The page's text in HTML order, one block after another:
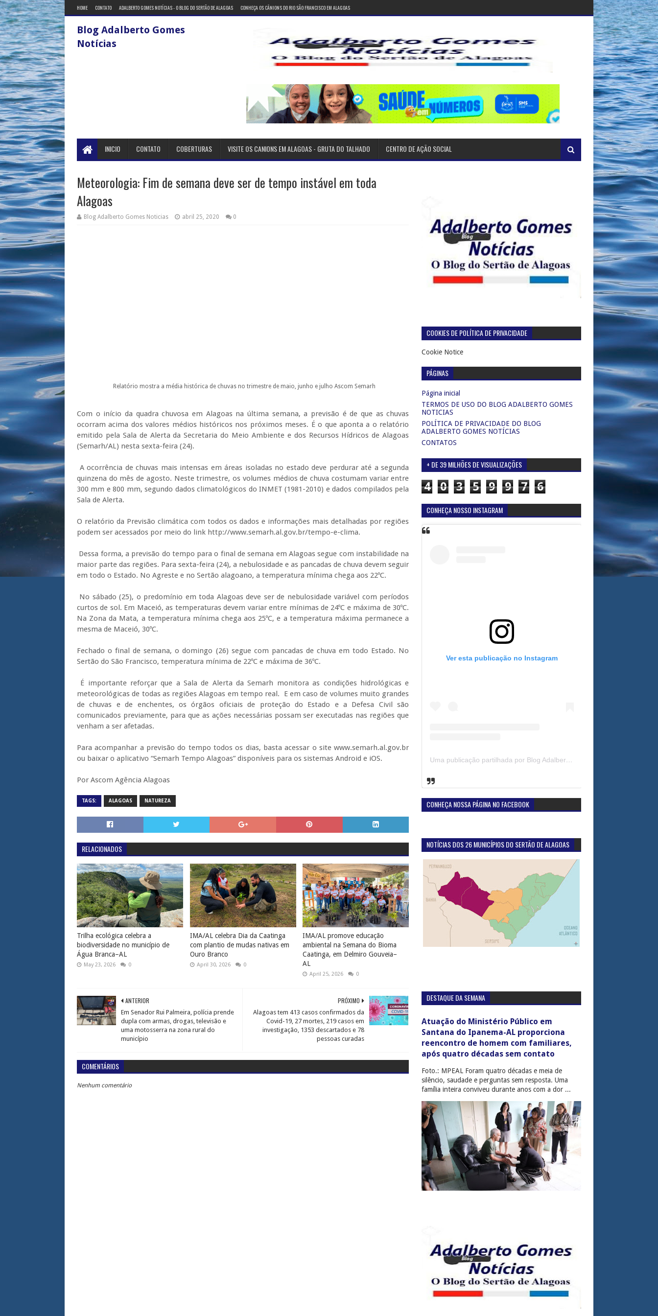
HOME CONTATO ADALBERTO GOMES NOTÍCIAS - O BLOG DO SERTÃO DE ALAGOAS CONHEÇA OS CÂNIONS DO RIO SÃO FRANCISCO EM ALAGOAS
Blog Adalberto Gomes
Notícias
INICIO CONTATO COBERTURAS VISITE OS CANIONS EM ALAGOAS - GRUTA DO TALHADO CENTRO DE AÇÃO SOCIAL
Meteorologia: Fim de semana deve ser de tempo instável em toda
Alagoas
Blog Adalberto Gomes Noticias abril 25, 2020 0
Relatório mostra a média histórica de chuvas no trimestre de maio, junho e julho Ascom Semarh
Com o início da quadra chuvosa em Alagoas na última semana, a previsão é de que as chuvas
ocorram acima dos valores médios históricos nos próximos meses. É o que aponta a o relatório
emitido pela Sala de Alerta da Secretaria do Meio Ambiente e dos Recursos Hídricos de Alagoas
(Semarh/AL) nesta sexta-feira (24).
A ocorrência de chuvas mais intensas em áreas isoladas no estado deve perdurar até a segunda
quinzena do mês de agosto. Neste trimestre, os volumes médios de chuva costumam variar entre
300 mm e 800 mm, segundo dados climatológicos do INMET (1981-2010) e dados compilados pela
Sala de Alerta.
O relatório da Previsão climática com todos os dados e informações mais detalhadas por regiões
podem ser acessados por meio do link http://www.semarh.al.gov.br/tempo-e-clima.
Dessa forma, a previsão do tempo para o final de semana em Alagoas segue com instabilidade na
maior parte das regiões. Para sexta-feira (24), a nebulosidade e as pancadas de chuva devem seguir
em todo o Estado. No Agreste e no Sertão alagoano, a temperatura mínima chega aos 22ºC.
No sábado (25), o predomínio em toda Alagoas deve ser de nebulosidade variável com períodos
curtos de sol. Em Maceió, as temperaturas devem variar entre mínimas de 24ºC e máxima de 30ºC.
Na Zona da Mata, a temperatura mínima chega aos 25ºC, e a temperatura máxima permanece a
mesma de Maceió, 30ºC.
Fechado o final de semana, o domingo (26) segue com pancadas de chuva em todo Estado. No
Sertão do São Francisco, temperatura mínima de 22ºC e máxima de 36ºC.
É importante reforçar que a Sala de Alerta da Semarh monitora as condições hidrológicas e
meteorológicas de todas as regiões Alagoas em tempo real. E em caso de volumes muito grandes
de chuvas e de enchentes, os órgãos oficiais de proteção do Estado e a Defesa Civil são
comunicados previamente, para que as ações necessárias possam ser executadas nas regiões que
venham a ser afetadas.
Para acompanhar a previsão do tempo todos os dias, basta acessar o site www.semarh.al.gov.br
ou baixar o aplicativo “Semarh Tempo Alagoas” disponíveis para os sistemas Android e iOS.
Por Ascom Agência Alagoas
TAGS: ALAGOAS NATUREZA
RELACIONADOS
Trilha ecológica celebra a
biodiversidade no município de
Água Branca–AL
May 23, 2026 0
IMA/AL celebra Dia da Caatinga
com plantio de mudas nativas em
Ouro Branco
April 30, 2026 0
IMA/AL promove educação
ambiental na Semana do Bioma
Caatinga, em Delmiro Gouveia–
AL
April 25, 2026 0
PRÓXIMO
Alagoas tem 413 casos confirmados da
Covid-19, 27 mortes, 219 casos em
investigação, 1353 descartados e 78
pessoas curadas
ANTERIOR
Em Senador Rui Palmeira, polícia prende
dupla com armas, drogas, televisão e
uma motosserra na zona rural do
município
COMENTÁRIOS
Nenhum comentário
COOKIES DE POLÍTICA DE PRIVACIDADE
Cookie Notice
PÁGINAS
Página inicial
TERMOS DE USO DO BLOG ADALBERTO GOMES
NOTICIAS
POLÍTICA DE PRIVACIDADE DO BLOG
ADALBERTO GOMES NOTÍCIAS
CONTATOS
+ DE 39 MILHÕES DE VISUALIZAÇÕES
4 0 3 5 9 9 7 6
CONHEÇA NOSSO INSTAGRAM
Ver esta publicação no Instagram
Uma publicação partilhada por Blog Adalberto Gomes Noticias (@blogadalbertogomesnoticiass)
CONHEÇA NOSSA PÁGINA NO FACEBOOK
NOTÍCIAS DOS 26 MUNICÍPIOS DO SERTÃO DE ALAGOAS
DESTAQUE DA SEMANA
Atuação do Ministério Público em
Santana do Ipanema-AL proporciona
reencontro de homem com familiares,
após quatro décadas sem contato
Foto.: MPEAL Foram quatro décadas e meia de
silêncio, saudade e perguntas sem resposta. Uma
família inteira conviveu durante anos com a dor ...